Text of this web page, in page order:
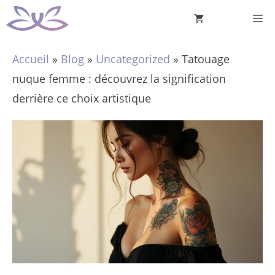
Aller
au
Accueil » Blog » Uncategorized » Tatouage
nuque femme : découvrez la signification
derrière ce choix artistique